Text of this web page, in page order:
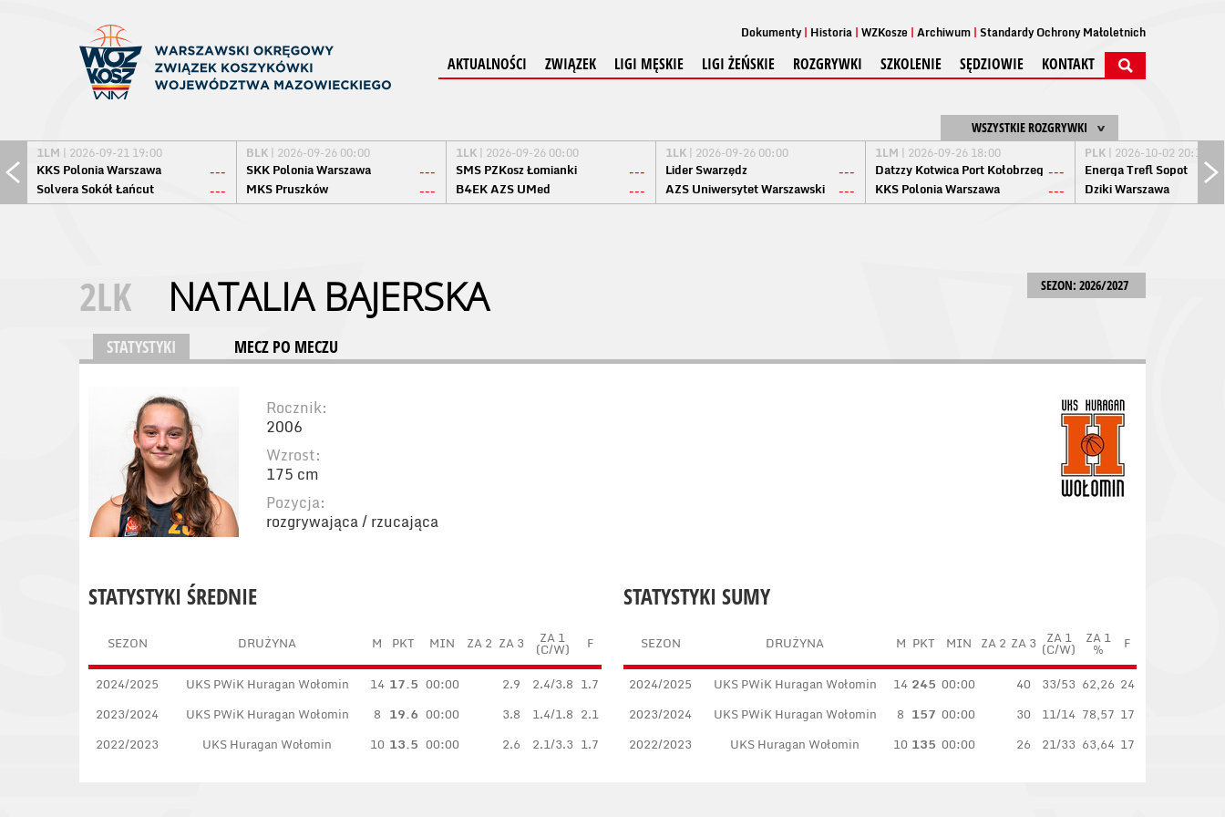
Dokumenty Historia WZKosze Archiwum Standardy Ochrony Małoletnich
AKTUALNOŚCI ZWIĄZEK LIGI MĘSKIE LIGI ŻEŃSKIE ROZGRYWKI SZKOLENIE SĘDZIOWIE KONTAKT
WSZYSTKIE ROZGRYWKI
1LM | 2026-09-21 19:00
KKS Polonia Warszawa
---
Solvera Sokół Łańcut
---
BLK | 2026-09-26 00:00
SKK Polonia Warszawa
---
MKS Pruszków
---
1LK | 2026-09-26 00:00
SMS PZKosz Łomianki
---
B4EK AZS UMed
---
1LK | 2026-09-26 00:00
Lider Swarzędz
---
AZS Uniwersytet Warszawski
---
1LM | 2026-09-26 18:00
Datzzy Kotwica Port Kołobrzeg ---
KKS Polonia Warszawa
---
PLK | 2026-10-02 20:15
Energa Trefl Sopot
Dziki Warszawa
SEZON: 2026/2027
2LK NATALIA BAJERSKA
STATYSTYKI MECZ PO MECZU
Rocznik:
2006
Wzrost:
175 cm
Pozycja:
rozgrywająca / rzucająca
STATYSTYKI SUMY
SEZON DRUŻYNA M PKT MIN ZA 2 ZA 3 ZA 1
(C/W)
ZA 1
% F
2024/2025 UKS PWiK Huragan Wołomin 14 245 00:00 40 33/53 62,26 24
2023/2024
UKS PWiK Huragan Wołomin 8 157 00:00 30 11/14 78,57 17
2022/2023
UKS Huragan Wołomin 10 135 00:00 26 21/33 63,64 17
STATYSTYKI ŚREDNIE
SEZON DRUŻYNA M PKT MIN ZA 2 ZA 3 ZA 1
(C/W) F
2024/2025 UKS PWiK Huragan Wołomin 14 17.5 00:00 2.9 2.4/3.8 1.7
2023/2024
UKS PWiK Huragan Wołomin 8 19.6 00:00 3.8 1.4/1.8 2.1
2022/2023
UKS Huragan Wołomin 10 13.5 00:00 2.6 2.1/3.3 1.7